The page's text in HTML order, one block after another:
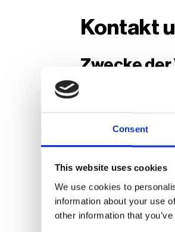
Consent
This website uses cookies
We use cookies to
information about your use
other information that
Kontakt
Zwecke
Wenn sich Nutzer
und Werbung für
Verbesserung der
Dabei verarbeiten wir